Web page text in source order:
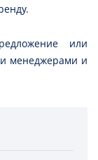
или
менеджерами и